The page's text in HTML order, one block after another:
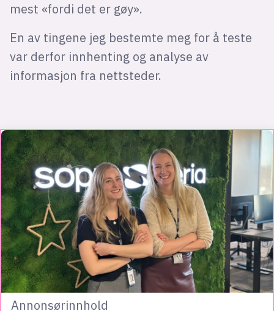
mest «fordi det er gøy».
En av tingene jeg bestemte meg for å teste
var derfor innhenting og analyse av
informasjon fra nettsteder.
Annonsørinnhold